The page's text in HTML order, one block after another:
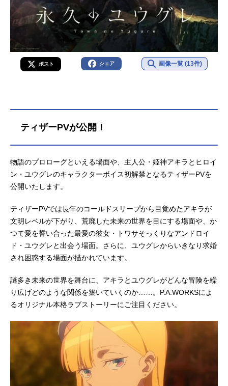
ポスト シェア 画像一覧 (13件)
ティザーPVが公開！
物語のプロローグといえる場面や、主人公・姫神アキラとヒロイ
ン・ユウグレのキャラクターボイス初解禁となるティザーPVを
公開いたします。
ティザーPVでは長年のコールドスリープから目覚めたアキラが
文明レベルが下がり、荒廃した未来の世界を目にする場面や、か
つて愛を誓い合った最愛の彼女・トワサそっくりなアンドロイ
ド・ユウグレと出会う場面。さらに、ユウグレからいきなり求婚
され困惑する場面が描かれています。
謎多き未来の世界を舞台に、アキラとユウグレがどんな冒険を繰
り広げどのような関係を築いていくのか……。P.A.WORKSによ
るオリジナル本格ラブストーリーにご注目ください。